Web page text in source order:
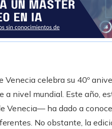
celebra su 40º
a nivel mundial. Este año,
Venecia— ha dado a
No obstante, la